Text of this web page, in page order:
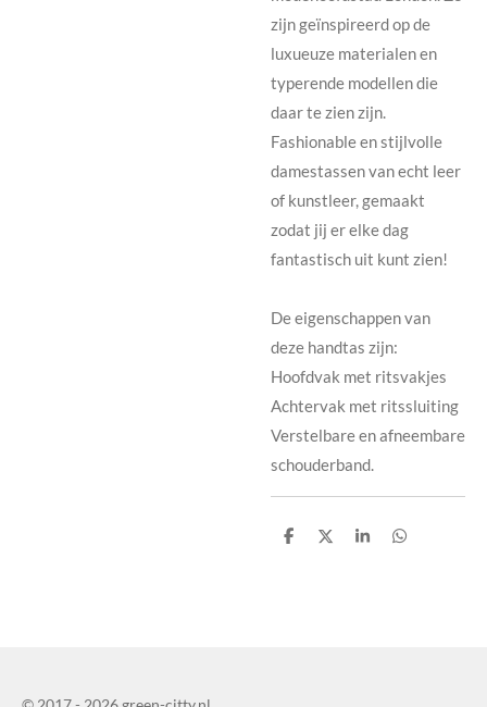
zijn geïnspireerd op de
luxueuze materialen en
typerende modellen die
daar te zien zijn.
Fashionable en stijlvolle
damestassen van echt leer
of kunstleer, gemaakt
zodat jij er elke dag
fantastisch uit kunt zien!
De eigenschappen van
deze handtas zijn:
Hoofdvak met ritsvakjes
Achtervak met ritssluiting
Verstelbare en afneembare
schouderband.
D
D
D
D